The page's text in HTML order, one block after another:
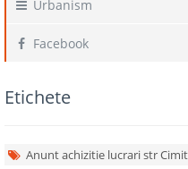
Urbanism
Facebook
Etichete
Anunt achizitie lucrari str